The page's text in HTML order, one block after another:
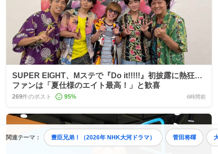
関連テーマ： 豊臣兄弟！（2026年 NHK大河ドラマ） 菅田将暉
SUPER EIGHT、Mステで『Do it!!!!!』初披露に熱狂…
ファンは「夏仕様のエイト最高！」と歓喜
269件のポスト 95% 6時間前